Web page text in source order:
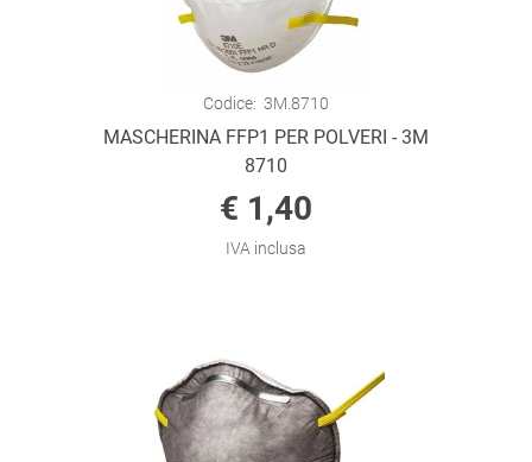
Codice: 3M.8710
MASCHERINA FFP1 PER POLVERI - 3M
8710
€ 1,40
IVA inclusa